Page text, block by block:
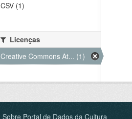
CSV (1)
Licenças
Creative Commons At... (1)
Sobre Portal de Dados da Cultura